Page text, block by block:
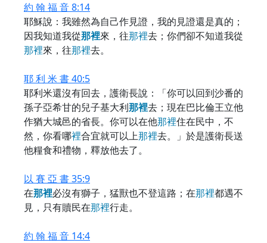
約 翰 福 音 8:14
耶穌說：我雖然為自己作見證，我的見證還是真的；
因我知道我從那裡來，往那裡去；你們卻不知道我從
那裡來，往那裡去。
耶 利 米 書 40:5
耶利米還沒有回去，護衛長說：「你可以回到沙番的
孫子亞希甘的兒子基大利那裡去；現在巴比倫王立他
作猶大城邑的省長。你可以在他那裡住在民中，不
然，你看哪裡合宜就可以上那裡去。」於是護衛長送
他糧食和禮物，釋放他去了。
以 賽 亞 書 35:9
在那裡必沒有獅子，猛獸也不登這路；在那裡都遇不
見，只有贖民在那裡行走。
約 翰 福 音 14:4